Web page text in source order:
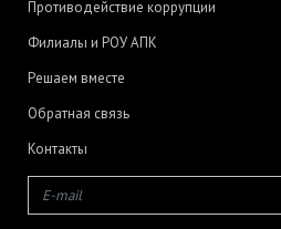
Противодействие коррупции
Филиалы и РОУ АПК
Решаем вместе
Обратная связь
Контакты